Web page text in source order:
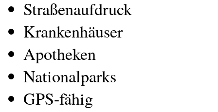
Straßenaufdruck
Krankenhäuser
Apotheken
Nationalparks
GPS-fähig